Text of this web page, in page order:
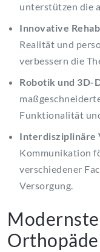
unterstützen die
Innovative
Realität und
verbessern die
Robotik und 3D-
Funktionalität
Interdisziplinäre
Kommunikation
verschiedener
Versorgung.